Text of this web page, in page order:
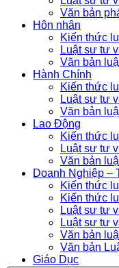
Văn bản
Hôn nhân
Kiến thức
Luật sư tư
Văn bản
Hành Chính
Kiến thức
Luật sư tư
Văn bản
Lao Động
Kiến thức
Luật sư tư
Văn bản
Doanh Nghiệp –
Kiến thức
Kiến thức
Luật sư tư
Luật sư tư
Văn bản
Văn bản
Giáo Dục